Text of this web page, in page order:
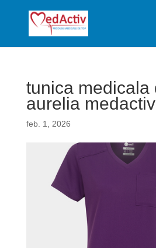
tunica medicala
aurelia
feb. 1, 2026